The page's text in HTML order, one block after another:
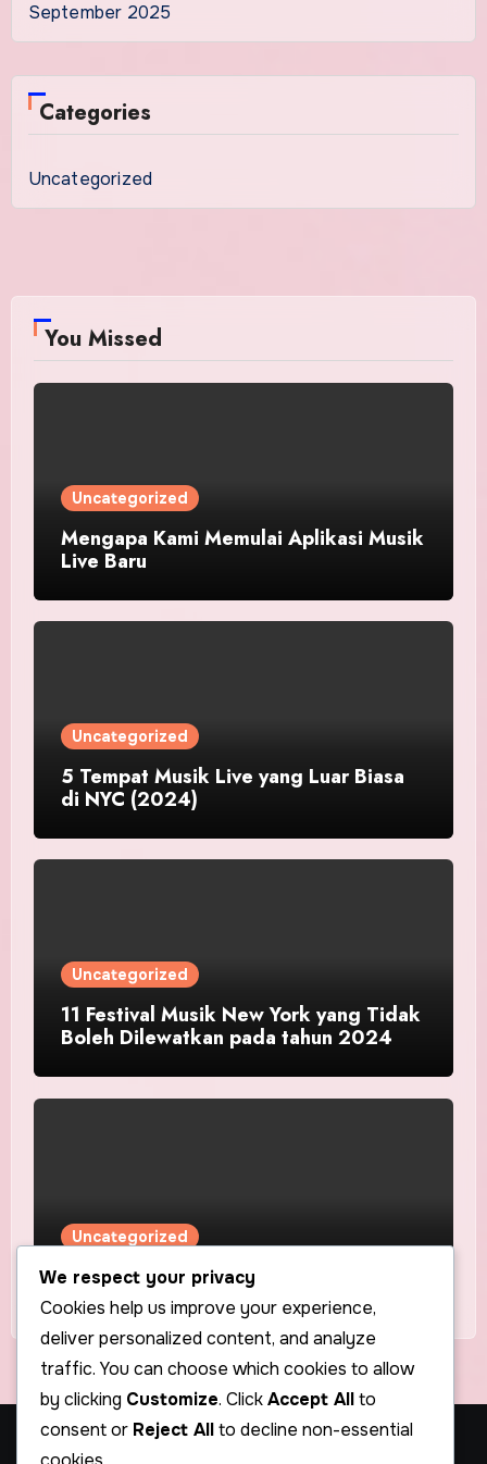
September 2025
Categories
Uncategorized
You Missed
Uncategorized
Mengapa Kami Memulai Aplikasi Musik
Live Baru
Uncategorized
5 Tempat Musik Live yang Luar Biasa
di NYC (2024)
Uncategorized
11 Festival Musik New York yang Tidak
Boleh Dilewatkan pada tahun 2024
Uncategorized
Sorotan Artis Pertama Kami – Nory
We respect your privacy
Cookies help us improve your experience,
deliver personalized content, and analyze
traffic. You can choose which cookies to allow
by clicking Customize. ClickAccept Allto
consent or Reject Allto decline non-essential